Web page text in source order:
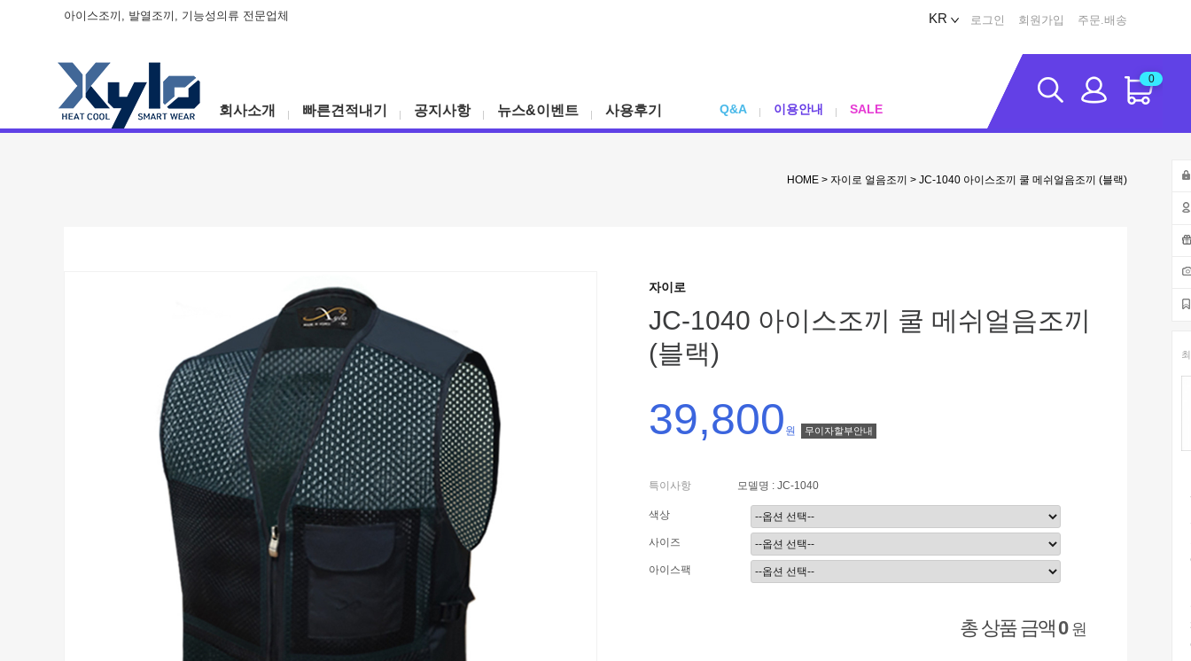
아이스조끼, 발열조끼, 기능성의류 전문업체 KR 로그인 회원가입 주문.배송
회사소개 빠른견적내기 공지사항 뉴스&이벤트 사용후기 Q&A 이용안내 SALE
0
HOME > 자이로 얼음조끼 > JC-1040 아이스조끼 쿨 메쉬얼음조끼 (블랙)
자이로
JC-1040 아이스조끼 쿨 메쉬얼음조끼
(블랙)
39,800 원 무이자할부안내
특이사항 모델명 : JC-1040
색상
사이즈
아이스팩
총 상품 금액 0 원